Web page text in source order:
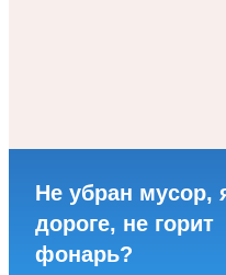
Не убран мусор,
дороге, не горит
фонарь?